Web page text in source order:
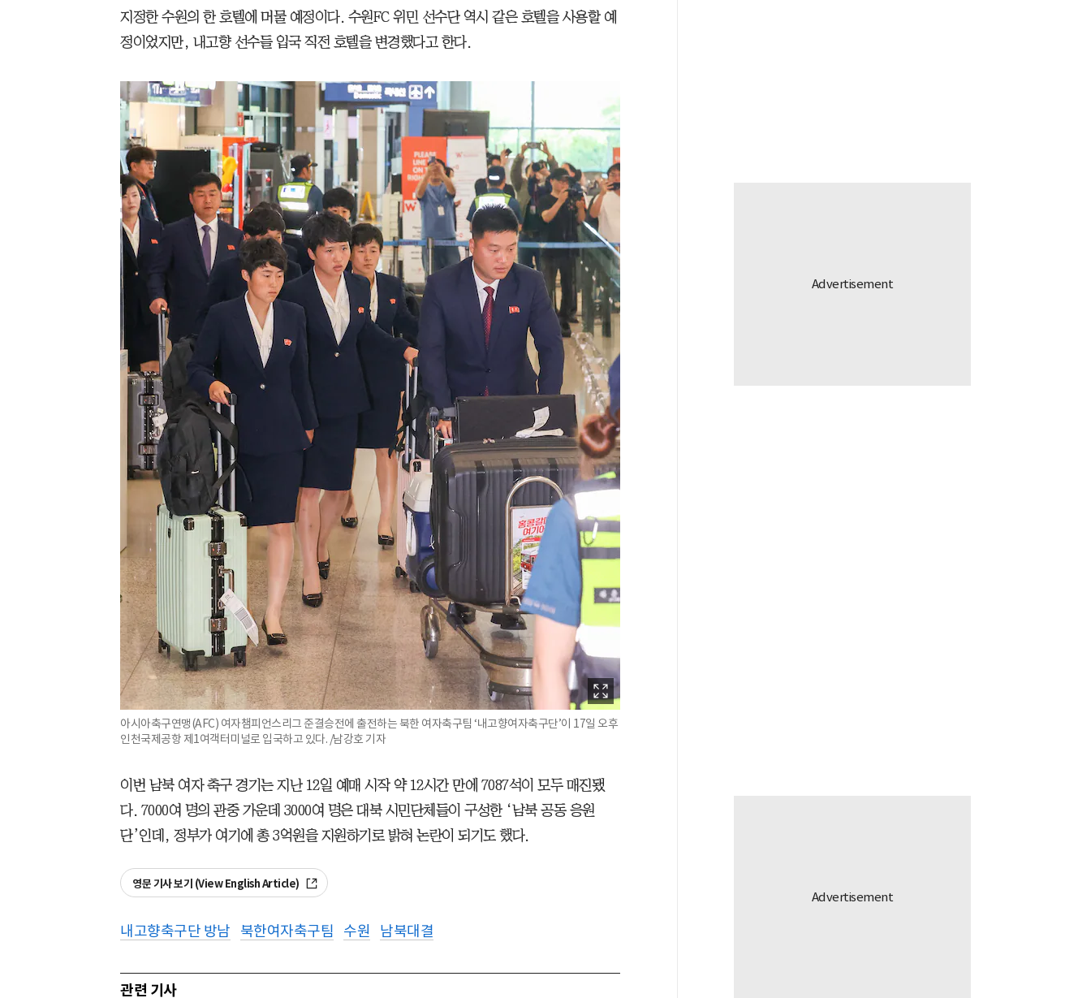
지정한 수원의 한 호텔에 머물 예정이다. 수원FC 위민 선수단 역시 같은 호텔을 사용할 예
정이었지만, 내고향 선수들 입국 직전 호텔을 변경했다고 한다.
아시아축구연맹(AFC) 여자챔피언스리그 준결승전에 출전하는 북한 여자축구팀 ‘내고향여자축구단’이 17일 오후
인천국제공항 제1여객터미널로 입국하고 있다. /남강호 기자
이번 남북 여자 축구 경기는 지난 12일 예매 시작 약 12시간 만에 7087석이 모두 매진됐
다. 7000여 명의 관중 가운데 3000여 명은 대북 시민단체들이 구성한 ‘남북 공동 응원
단’인데, 정부가 여기에 총 3억원을 지원하기로 밝혀 논란이 되기도 했다.
영문 기사 보기 (View English Article)
내고향축구단 방남 북한여자축구팀 수원 남북대결
관련 기사